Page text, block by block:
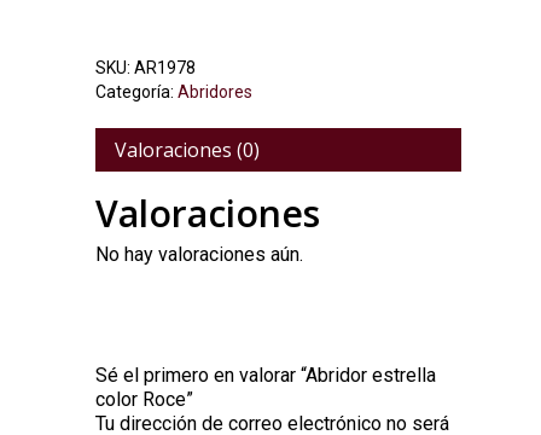
SKU: AR1978
Categoría: Abridores
Valoraciones (0)
Valoraciones
No hay valoraciones aún.
Sé el primero en valorar “Abridor estrella
color Roce”
Tu dirección de correo electrónico no será
Alternative: